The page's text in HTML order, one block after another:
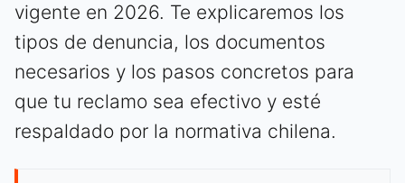
vigente en 2026. Te explicaremos los
tipos de denuncia, los documentos
necesarios y los pasos concretos para
que tu reclamo sea efectivo y esté
respaldado por la normativa chilena.